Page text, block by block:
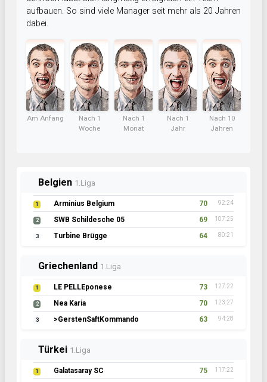
aufbauen. So sind viele Manager seit mehr als 20 Jahren
dabei.
Am Anfang
Nach 1
Woche
Nach 1
Monat
Nach 1
Jahr
Nach 10
Jahren
Belgien 1.Liga
1 Arminius Belgium 70 92:24
2 SWB Schildesche 05 69 107:25
3 Turbine Brügge 64 80:21
Griechenland 1.Liga
1 LE PELLEponese 73 127:22
2 Nea Karia 70 123:27
3 >GerstenSaftKommando 63 94:28
Türkei 1.Liga
1 Galatasaray SC 75 117:22